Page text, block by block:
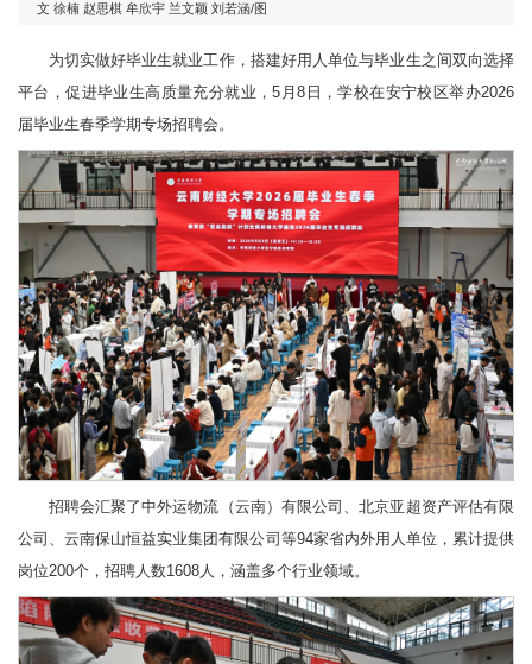
文 徐楠 赵思棋 牟欣宇 兰文颖 刘若涵/图
为切实做好毕业生就业工作，搭建好用人单位与毕业生之间双向选择
平台，促进毕业生高质量充分就业，5月8日，学校在安宁校区举办2026
届毕业生春季学期专场招聘会。
招聘会汇聚了中外运物流（云南）有限公司、北京亚超资产评估有限
公司、云南保山恒益实业集团有限公司等94家省内外用人单位，累计提供
岗位200个，招聘人数1608人，涵盖多个行业领域。